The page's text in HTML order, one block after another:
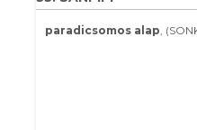
paradicsomos alap,